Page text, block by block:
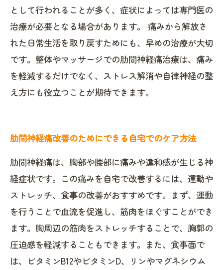
として行われることが多く、症状によっては専門医の
治療が必要となる場合があります。 痛みから解放さ
れた日常生活を取り戻すためにも、早めの治療が大切
です。整体やマッサージでの肋間神経痛治療は、痛み
を軽減するだけでなく、ストレス解消や自律神経の整
え方にも役立つことが期待できます。
肋間神経痛改善のためにできる自宅でのケア方法
肋間神経痛は、胸部や腰部に痛みや違和感が生じる神
経症状です。この痛みを自宅で改善するには、運動や
ストレッチ、食事の改善がおすすめです。まず、運動
を行うことで血流を促進し、筋肉をほぐすことができ
ます。胸周辺の筋肉をストレッチすることで、胸郭の
圧迫感を軽減することもできます。また、食事面で
は、ビタミンB12やビタミンD、リンやマグネシウム